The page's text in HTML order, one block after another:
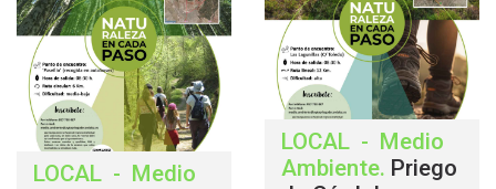
LOCAL - Medio
LOCAL - Medio
Ambiente. Priego